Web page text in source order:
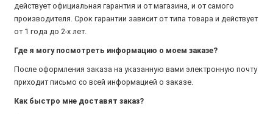
действует официальная гарантия и от магазина, и от самого
производителя. Срок гарантии зависит от типа товара и действует
от 1 года до 2-х лет.
Где я могу посмотреть информацию о моем заказе?
После оформления заказа на указанную вами электронную почту
приходит письмо со всей информацией о заказе.
Как быстро мне доставят заказ?